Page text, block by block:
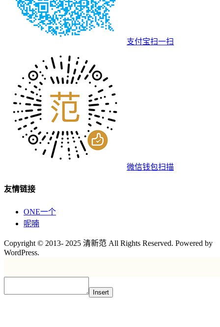
支付宝扫一扫
微信钱包扫描
友情链接
ONE一个
呢喃
Copyright © 2013- 2025 清新范 All Rights Reserved. Powered by
WordPress.
Insert